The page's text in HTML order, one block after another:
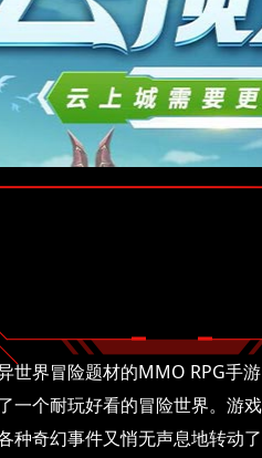
世界冒险题材的MMO RPG手
一个耐玩好看的冒险世界。游
种奇幻事件又悄无声息地转动